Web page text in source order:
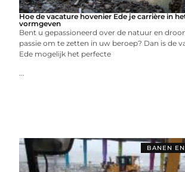
Hoe de vacature hovenier Ede je carrière in
vormgeven
Bent u gepassioneerd over de natuur en
passie om te zetten in uw beroep? Dan is de
Ede mogelijk het perfecte
...
BANEN